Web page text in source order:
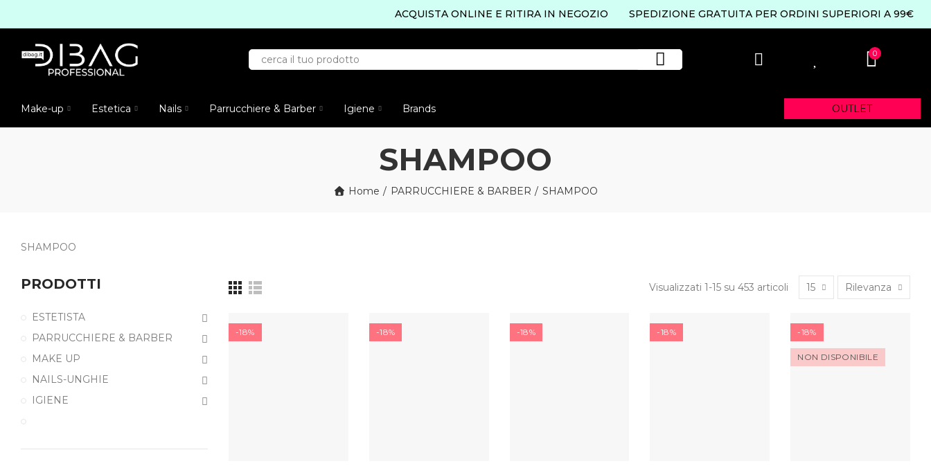
ACQUISTA ONLINE E RITIRA IN NEGOZIO SPEDIZIONE GRATUITA PER ORDINI SUPERIORI A 99€
0
Make-up Estetica Nails Parrucchiere & Barber Igiene Brands OUTLET
SHAMPOO
Home PARRUCCHIERE & BARBER SHAMPOO
SHAMPOO
Visualizzati 1-15 su 453 articoli 15 Rilevanza
-18% -18% -18% -18% -18%
NON DISPONIBILE
PRODOTTI
ESTETISTA
PARRUCCHIERE & BARBER
MAKE UP
NAILS-UNGHIE
IGIENE